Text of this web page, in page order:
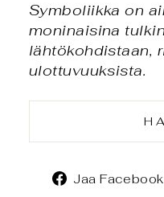
Symboliikka on
moninaisina
lähtökohdistaan,
ulottuvuuksista.
Jaa